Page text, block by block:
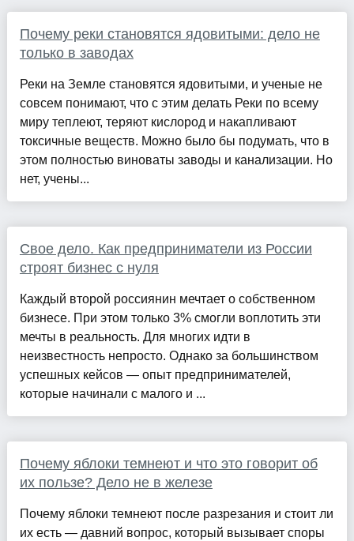
Почему реки становятся ядовитыми: дело не
только в заводах
Реки на Земле становятся ядовитыми, и ученые не
совсем понимают, что с этим делать Реки по всему
миру теплеют, теряют кислород и накапливают
токсичные веществ. Можно было бы подумать, что в
этом полностью виноваты заводы и канализации. Но
нет, учены...
Свое дело. Как предприниматели из России
строят бизнес с нуля
Каждый второй россиянин мечтает о собственном
бизнесе. При этом только 3% смогли воплотить эти
мечты в реальность. Для многих идти в
неизвестность непросто. Однако за большинством
успешных кейсов — опыт предпринимателей,
которые начинали с малого и ...
Почему яблоки темнеют и что это говорит об
их пользе? Дело не в железе
Почему яблоки темнеют после разрезания и стоит ли
их есть — давний вопрос, который вызывает споры